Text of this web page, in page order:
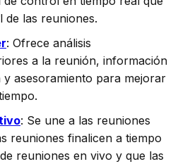
de las reuniones.
: Ofrece análisis
a la reunión, información
asesoramiento para mejorar
: Se une a las reuniones
reuniones finalicen a tiempo
reuniones en vivo y que las